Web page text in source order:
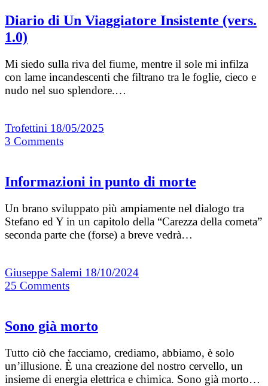
Diario di Un Viaggiatore Insistente (vers.
1.0)
Mi siedo sulla riva del fiume, mentre il sole mi infilza
con lame incandescenti che filtrano tra le foglie, cieco e
nudo nel suo splendore.…
Trofettini 18/05/2025
3 Comments
Informazioni in punto di morte
Un brano sviluppato più ampiamente nel dialogo tra
Stefano ed Y in un capitolo della “Carezza della cometa”
seconda parte che (forse) a breve vedrà…
Giuseppe Salemi 18/10/2024
25 Comments
Sono già morto
Tutto ciò che facciamo, crediamo, abbiamo, è solo
un’illusione. È una creazione del nostro cervello, un
insieme di energia elettrica e chimica. Sono già morto…